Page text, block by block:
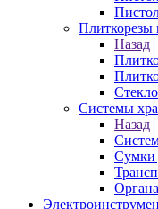
Плиткорезы
Назад
Системы
Назад
Сумки